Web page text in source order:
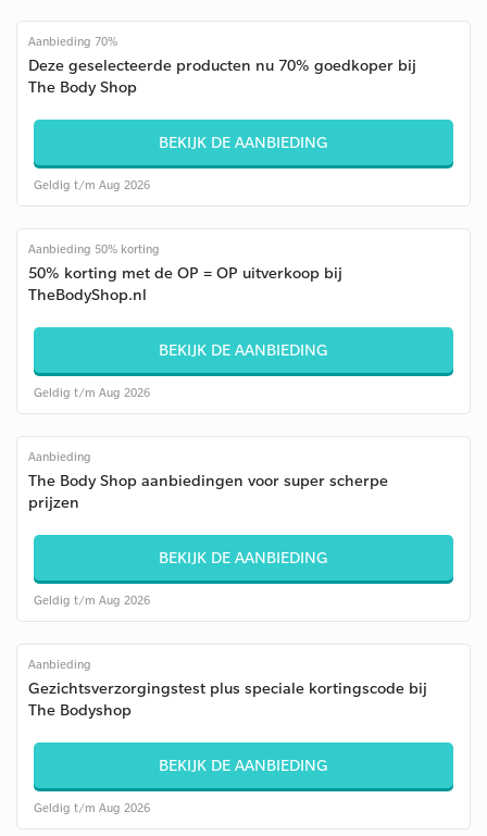
Aanbieding 70%
Deze geselecteerde producten nu 70% goedkoper bij
The Body Shop
BEKIJK DE AANBIEDING
Geldig t/m Aug 2026
Aanbieding 50% korting
50% korting met de OP = OP uitverkoop bij
TheBodyShop.nl
BEKIJK DE AANBIEDING
Geldig t/m Aug 2026
Aanbieding
The Body Shop aanbiedingen voor super scherpe
prijzen
BEKIJK DE AANBIEDING
Geldig t/m Aug 2026
Aanbieding
Gezichtsverzorgingstest plus speciale kortingscode bij
The Bodyshop
BEKIJK DE AANBIEDING
Geldig t/m Aug 2026